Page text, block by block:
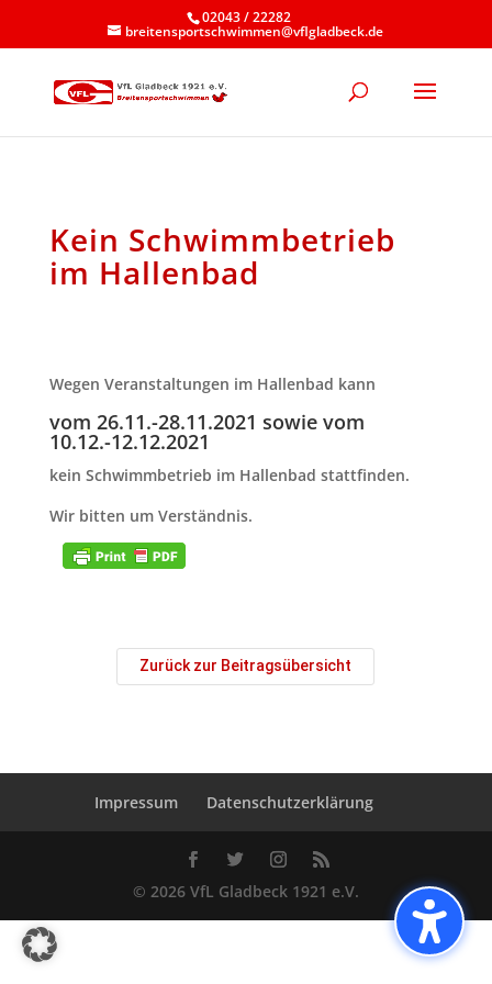
02043 / 22282
breitensportschwimmen@vflgladbeck.de
Kein Schwimmbetrieb
im Hallenbad
Wegen Veranstaltungen im Hallenbad kann
vom 26.11.-28.11.2021 sowie vom
10.12.-12.12.2021
kein Schwimmbetrieb im Hallenbad stattfinden.
Wir bitten um Verständnis.
Zurück zur Beitragsübersicht
Impressum Datenschutzerklärung
© 2026 VfL Gladbeck 1921 e.V.